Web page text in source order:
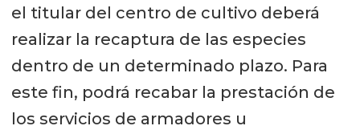
el titular del centro de cultivo deberá
realizar la recaptura de las especies
dentro de un determinado plazo. Para
este fin, podrá recabar la prestación de
los servicios de armadores u